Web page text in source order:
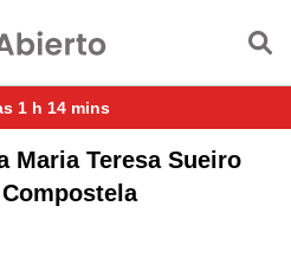
1 h 14 mins
Maria Teresa Sueiro